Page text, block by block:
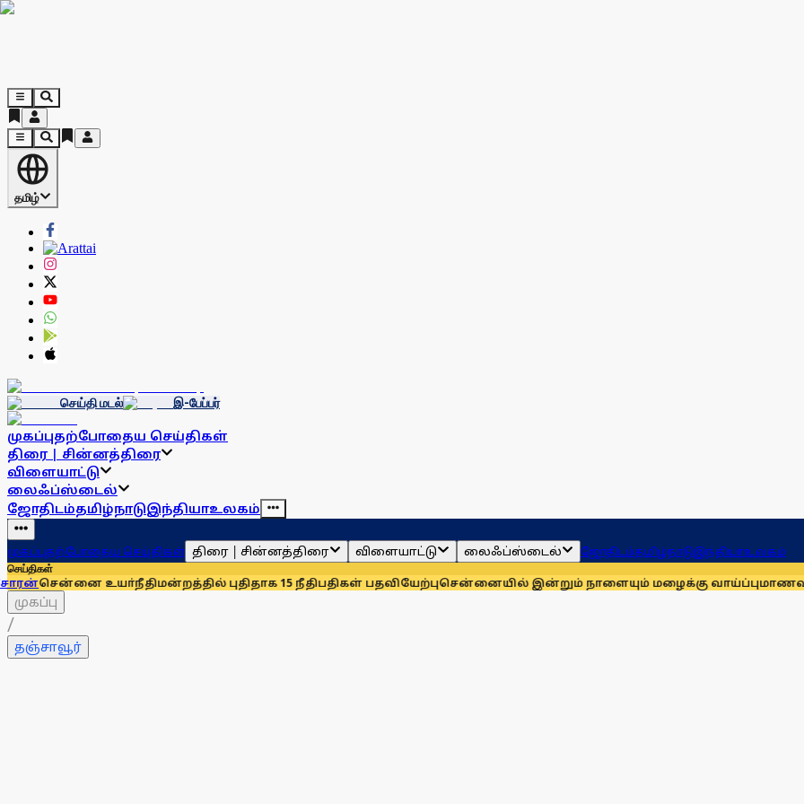
தமிழ்
செய்தி மடல் இ-பேப்பர்
முகப்புதற்போதைய செய்திகள்
திரை | சின்னத்திரை
விளையாட்டு
லைஃப்ஸ்டைல்
ஜோதிடம்தமிழ்நாடுஇந்தியாஉலகம்
முகப்புதற்போதைய செய்திகள் திரை | சின்னத்திரை விளையாட்டு லைஃப்ஸ்டைல் ஜோதிடம்தமிழ்நாடுஇந்தியாஉலகம்
செய்திகள்
உயா்நீதிமன்றத்தில் புதிதாக 15 நீதிபதிகள் பதவியேற்புசென்னையில் இன்றும் நாளையும் மழைக்கு வாய்ப்புமாணவர்களுக்காக
முகப்பு
/
தஞ்சாவூர்